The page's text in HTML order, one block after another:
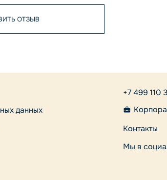
ОТЗЫВ
данных
+7 499 110
Контакты
Мы в